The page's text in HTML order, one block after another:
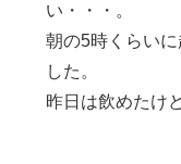
い・・・。
朝の5時くらい
した。
昨日は飲めたけ